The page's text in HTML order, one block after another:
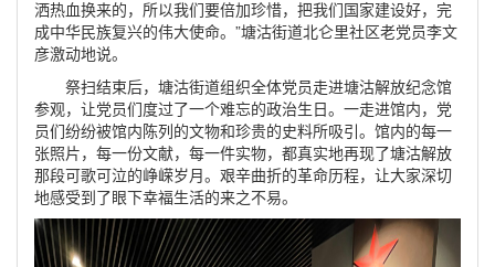
洒热血换来的，所以我们要倍加珍惜，把我们国家建设好，完
成中华民族复兴的伟大使命。”塘沽街道北仑里社区老党员李文
彦激动地说。
祭扫结束后，塘沽街道组织全体党员走进塘沽解放纪念馆
参观，让党员们度过了一个难忘的政治生日。一走进馆内，党
员们纷纷被馆内陈列的文物和珍贵的史料所吸引。馆内的每一
张照片，每一份文献，每一件实物，都真实地再现了塘沽解放
那段可歌可泣的峥嵘岁月。艰辛曲折的革命历程，让大家深切
地感受到了眼下幸福生活的来之不易。